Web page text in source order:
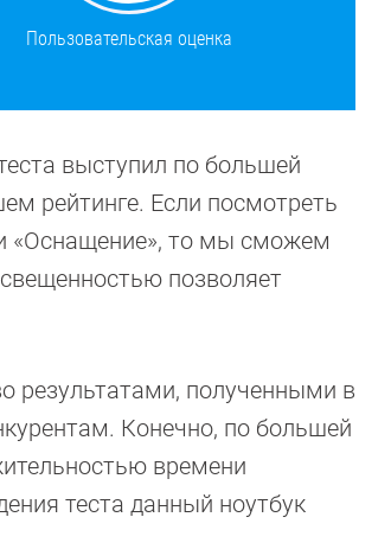
Пользовательская оценка
выступил по большей
рейтинге. Если посмотреть
«Оснащение», то мы сможем
позволяет
результатами, полученными в
Конечно, по большей
времени
теста данный ноутбук